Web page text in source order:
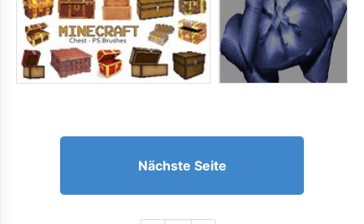
Nächste Seite